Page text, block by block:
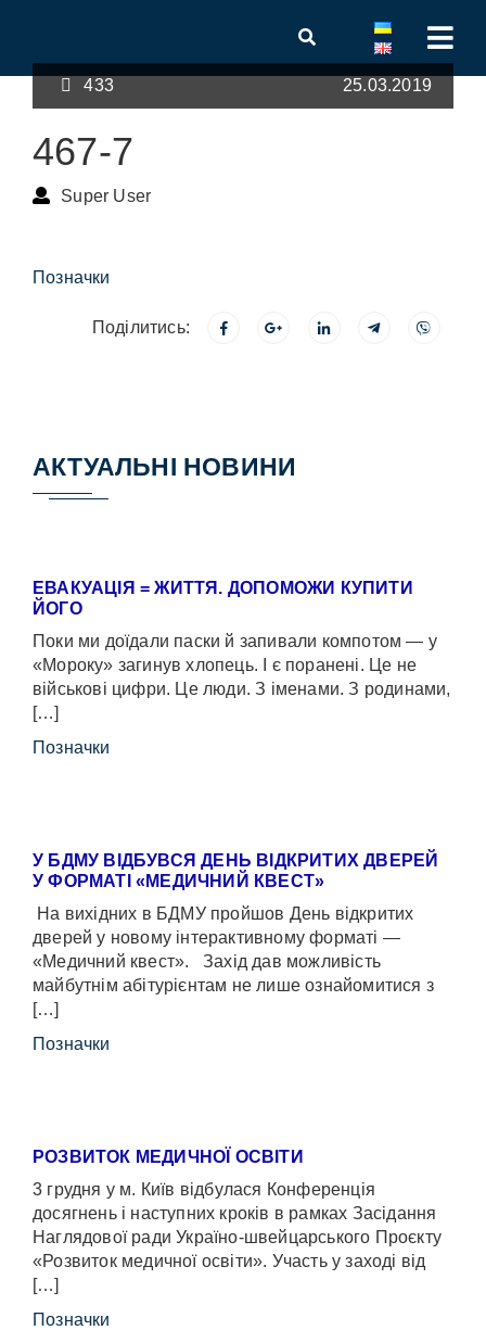
433 25.03.2019
467-7
Super User
Позначки
Поділитись:
АКТУАЛЬНІ НОВИНИ
ЕВАКУАЦІЯ = ЖИТТЯ. ДОПОМОЖИ КУПИТИ
ЙОГО
Поки ми доїдали паски й запивали компотом — у
«Мороку» загинув хлопець. І є поранені. Це не
військові цифри. Це люди. З іменами. З родинами,
[…]
Позначки
У БДМУ ВІДБУВСЯ ДЕНЬ ВІДКРИТИХ ДВЕРЕЙ
У ФОРМАТІ «МЕДИЧНИЙ КВЕСТ»
На вихідних в БДМУ пройшов День відкритих
дверей у новому інтерактивному форматі —
«Медичний квест». Захід дав можливість
майбутнім абітурієнтам не лише ознайомитися з
[…]
Позначки
РОЗВИТОК МЕДИЧНОЇ ОСВІТИ
3 грудня у м. Київ відбулася Конференція
досягнень і наступних кроків в рамках Засідання
Наглядової ради Україно-швейцарського Проєкту
«Розвиток медичної освіти». Участь у заході від
[…]
Позначки